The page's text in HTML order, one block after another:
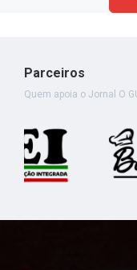
Continuar leitura
Parceiros
Quem apoia o Jornal O